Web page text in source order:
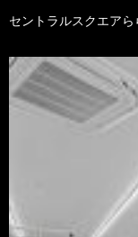
セントラルスクエア